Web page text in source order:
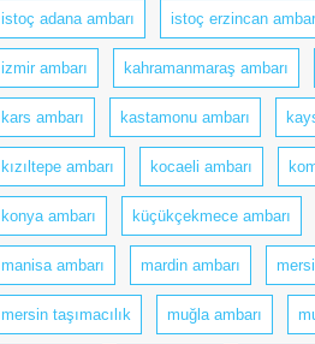
istoç adana ambarı istoç erzincan
izmir ambarı kahramanmaraş ambarı
kars ambarı kastamonu ambarı
kızıltepe ambarı kocaeli ambarı
konya ambarı küçükçekmece ambarı
manisa ambarı mardin ambarı
mersin taşımacılık muğla ambarı